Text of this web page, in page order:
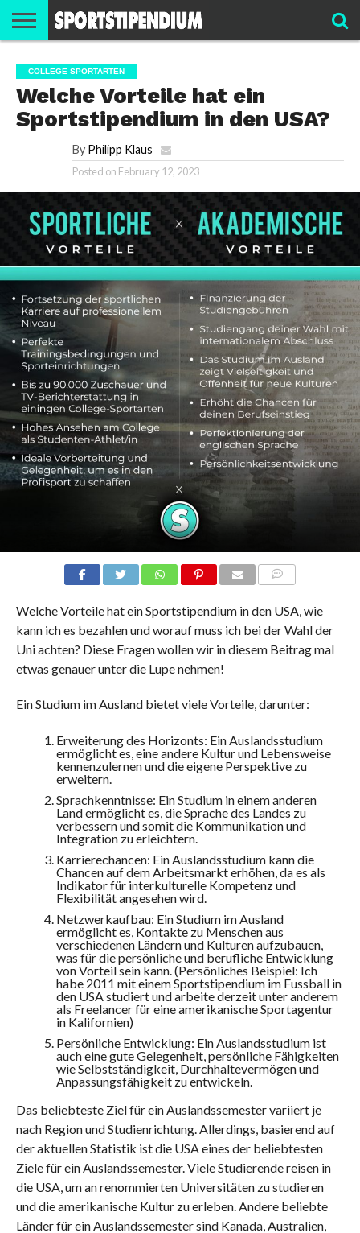
SPORTSTIPENDIUM
USA
ATHLETENBEREICH
COLLEGE SPORTARTEN
Welche Vorteile hat ein
Sportstipendium in den USA?
By Philipp Klaus
Posted on February 12, 2023
Welche Vorteile hat ein Sportstipendium in den USA, wie
kann ich es bezahlen und worauf muss ich bei der Wahl der
Uni achten? Diese Fragen wollen wir in diesem Beitrag mal
etwas genauer unter die Lupe nehmen!
Ein Studium im Ausland bietet viele Vorteile, darunter:
Erweiterung des Horizonts: Ein Auslandsstudium
ermöglicht es, eine andere Kultur und Lebensweise
kennenzulernen und die eigene Perspektive zu
erweitern.
Sprachkenntnisse: Ein Studium in einem anderen
Land ermöglicht es, die Sprache des Landes zu
verbessern und somit die Kommunikation und
Integration zu erleichtern.
Karrierechancen: Ein Auslandsstudium kann die
Chancen auf dem Arbeitsmarkt erhöhen, da es als
Indikator für interkulturelle Kompetenz und
Flexibilität angesehen wird.
Netzwerkaufbau: Ein Studium im Ausland
ermöglicht es, Kontakte zu Menschen aus
verschiedenen Ländern und Kulturen aufzubauen,
was für die persönliche und berufliche Entwicklung
von Vorteil sein kann. (Persönliches Beispiel: Ich
habe 2011 mit einem Sportstipendium im Fussball in
den USA studiert und arbeite derzeit unter anderem
als Freelancer für eine amerikanische Sportagentur
in Kalifornien)
Persönliche Entwicklung: Ein Auslandsstudium ist
auch eine gute Gelegenheit, persönliche Fähigkeiten
wie Selbstständigkeit, Durchhaltevermögen und
Anpassungsfähigkeit zu entwickeln.
Das beliebteste Ziel für ein Auslandssemester variiert je
nach Region und Studienrichtung. Allerdings, basierend auf
der aktuellen Statistik ist die USA eines der beliebtesten
Ziele für ein Auslandssemester. Viele Studierende reisen in
die USA, um an renommierten Universitäten zu studieren
und die amerikanische Kultur zu erleben. Andere beliebte
Länder für ein Auslandssemester sind Kanada, Australien,